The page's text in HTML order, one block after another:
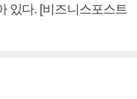
있다. [비즈니스포스트